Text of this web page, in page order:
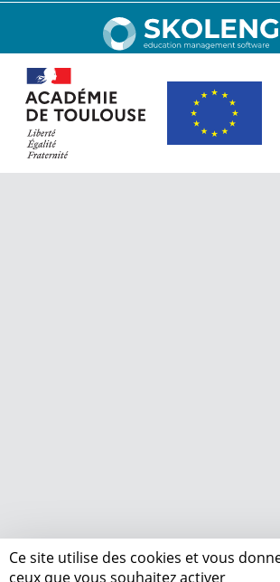
Ce site utilise des cookies et vous
ceux que vous souhaitez activer